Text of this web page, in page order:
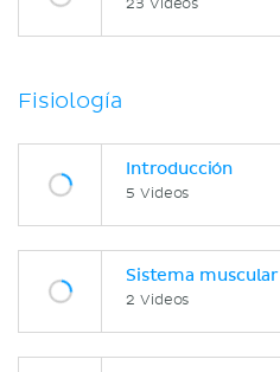
23 Videos
Fisiología
Introducción
5 Videos
Sistema muscular
2 Videos